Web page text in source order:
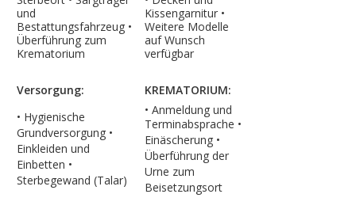
und
Bestattungsfahrzeug •
Überführung zum
Krematorium
Kissengarnitur •
Weitere Modelle
auf Wunsch
verfügbar
Versorgung:
KREMATORIUM:
• Hygienische
Grundversorgung •
Einkleiden und
Einbetten •
Sterbegewand (Talar)
• Anmeldung und
Terminabsprache •
Einäscherung •
Überführung der
Urne zum
Beisetzungsort